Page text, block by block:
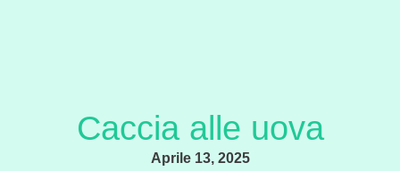
Caccia alle uova
Aprile 13, 2025